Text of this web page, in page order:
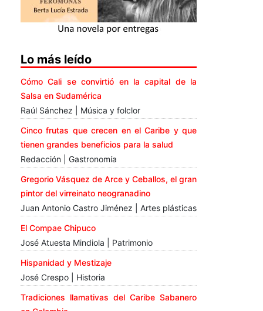
Lo más leído
Cómo Cali se convirtió en la capital de la
Salsa en Sudamérica
Raúl Sánchez | Música y folclor
Cinco frutas que crecen en el Caribe y que
tienen grandes beneficios para la salud
Redacción | Gastronomía
Gregorio Vásquez de Arce y Ceballos, el gran
pintor del virreinato neogranadino
Juan Antonio Castro Jiménez | Artes plásticas
El Compae Chipuco
José Atuesta Mindiola | Patrimonio
Hispanidad y Mestizaje
José Crespo | Historia
Tradiciones llamativas del Caribe Sabanero